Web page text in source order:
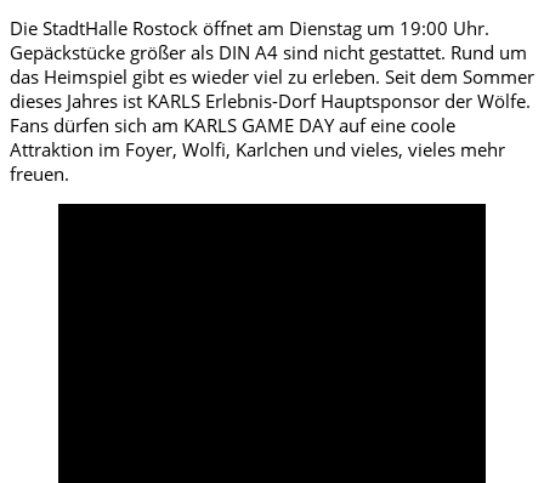
Die StadtHalle Rostock öffnet am Dienstag um 19:00 Uhr.
Gepäckstücke größer als DIN A4 sind nicht gestattet. Rund um
das Heimspiel gibt es wieder viel zu erleben. Seit dem Sommer
dieses Jahres ist KARLS Erlebnis-Dorf Hauptsponsor der Wölfe.
Fans dürfen sich am KARLS GAME DAY auf eine coole
Attraktion im Foyer, Wolfi, Karlchen und vieles, vieles mehr
freuen.